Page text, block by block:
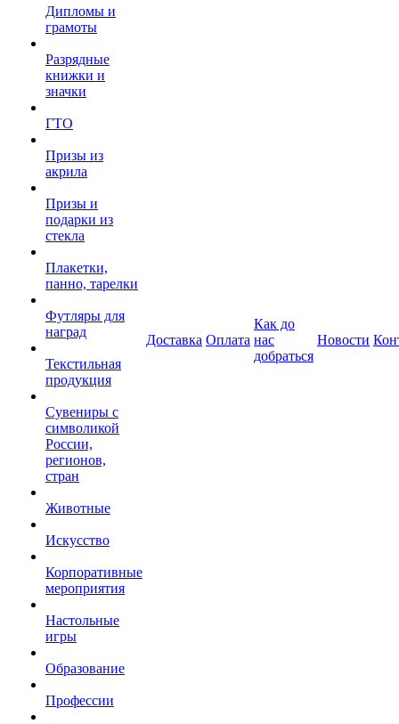
Дипломы и
грамоты
Разрядные
книжки и
значки
ГТО
Призы из
акрила
Призы и
подарки из
стекла
Плакетки,
панно, тарелки
Футляры для
наград
Текстильная
продукция
Сувениры с
символикой
России,
регионов,
стран
Животные
Искусство
Корпоративные
мероприятия
Настольные
игры
Образование
Профессии
Доставка Оплата
Как до
нас
добраться
Новости